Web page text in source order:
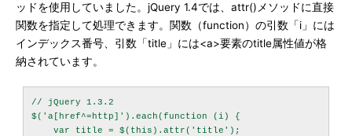
ッドを使用していました。jQuery 1.4では、attr()メソッドに直接
関数を指定して処理できます。関数（function）の引数「i」には
インデックス番号、引数「title」には<a>要素のtitle属性値が格
納されています。
// jQuery 1.3.2
$('a[href^=http]').each(function (i) {
    var title = $(this).attr('title');